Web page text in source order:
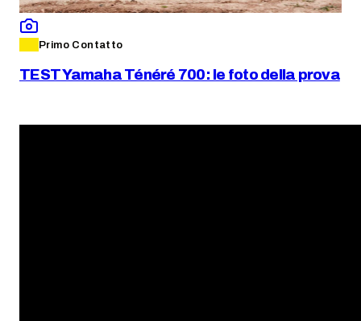
Primo Contatto
TEST Yamaha Ténéré 700: le foto della prova